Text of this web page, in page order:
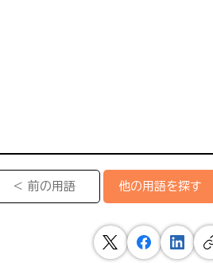
＜ 前の用語 他の用語を探す